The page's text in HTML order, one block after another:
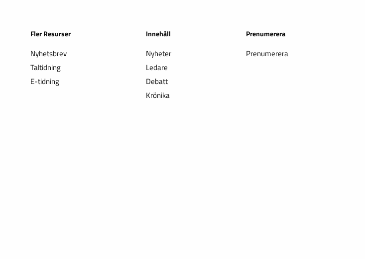
Fler Resurser
Nyhetsbrev
Taltidning
E-tidning
Innehåll
Nyheter
Ledare
Debatt
Krönika
Prenumerera
Prenumerera